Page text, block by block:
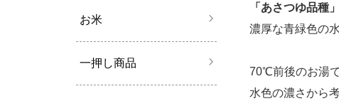
「あさつゆ品種
濃厚な青緑色の
70℃前後のお湯
水色の濃さから
お米
一押し商品